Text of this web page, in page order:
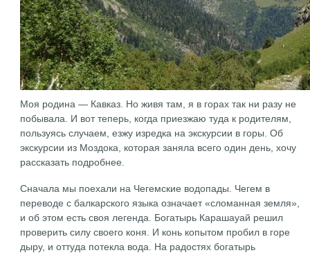
Моя родина — Кавказ. Но живя там, я в горах так ни разу не
побывала. И вот теперь, когда приезжаю туда к родителям,
пользуясь случаем, езжу изредка на экскурсии в горы. Об
экскурсии из Моздока, которая заняла всего один день, хочу
рассказать подробнее.
Сначала мы поехали на Чегемские водопады. Чегем в
переводе с балкарского языка означает «сломанная земля»,
и об этом есть своя легенда. Богатырь Карашауай решил
проверить силу своего коня. И конь копытом пробил в горе
дыру, и оттуда потекла вода. На радостях богатырь